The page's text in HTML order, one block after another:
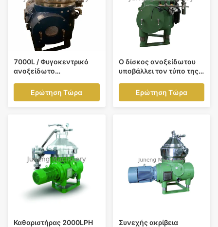
7000L / Φυγοκεντρικό
ανοξείδωτο
πετρελαίου δίσκων Χ για
το ελαιόλαδο
Ερώτηση Τώρα
Ο δίσκος ανοξείδωτου
υποβάλλει τον τύπο της
υψηλής ταχύτητας
διαχωριστών σε
Ερώτηση Τώρα
Καθαριστήρας 2000LPH
Συνεχής ακρίβεια